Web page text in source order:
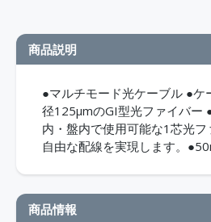
商品説明
●マルチモード光ケーブル ●
径125μmのGI型光ファイバー
内・盤内で使用可能な1芯光
自由な配線を実現します。
商品情報